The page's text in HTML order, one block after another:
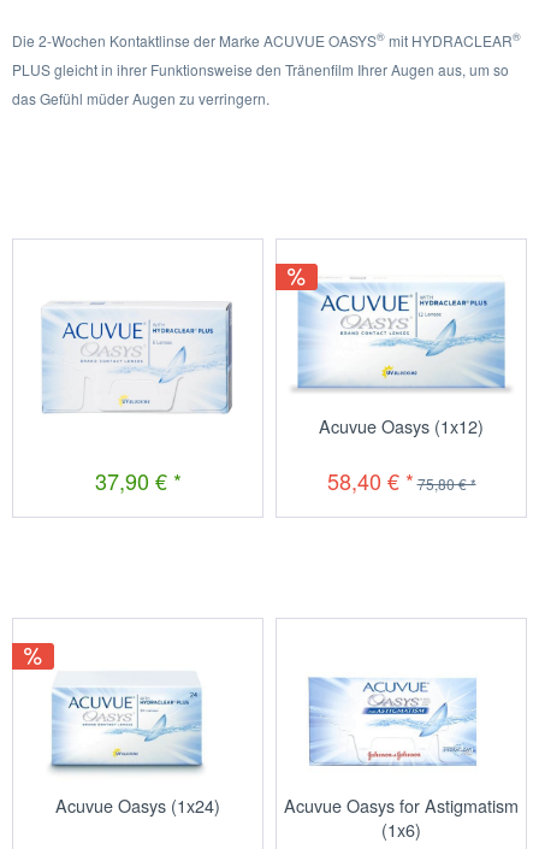
37,90 € *
Acuvue Oasys (1x12)
58,40 € * 75,80 € *
Acuvue Oasys (1x24)
Acuvue Oasys for Astigmatism
(1x6)
Die 2-Wochen Kontaktlinse der Marke ACUVUE OASYS® mit HYDRACLEAR®
PLUS gleicht in ihrer Funktionsweise den Tränenfilm Ihrer Augen aus, um so
das Gefühl müder Augen zu verringern.